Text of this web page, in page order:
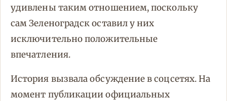
удивлены таким отношением, поскольку
сам Зеленоградск оставил у них
исключительно положительные
впечатления.
История вызвала обсуждение в соцсетях. На
момент публикации официальных